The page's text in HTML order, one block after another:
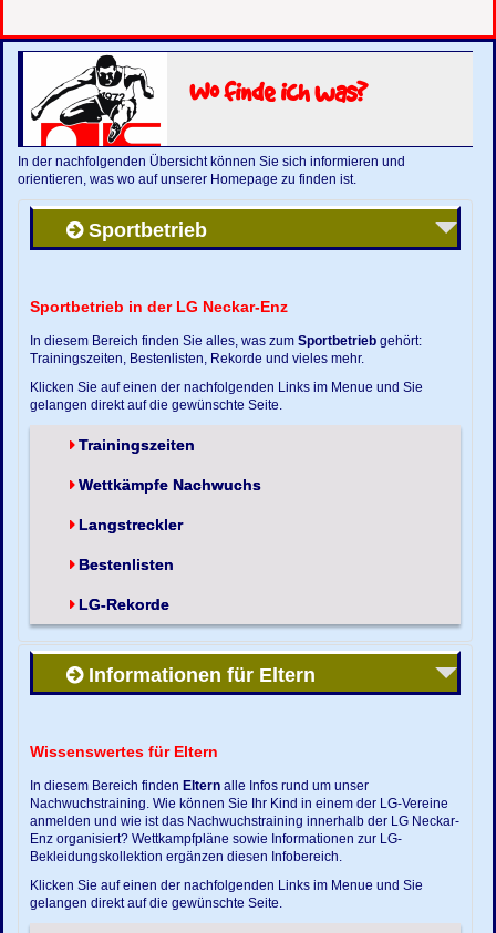
Wo finde ich was?
In der nachfolgenden Übersicht können Sie sich informieren und
orientieren, was wo auf unserer Homepage zu finden ist.
Sportbetrieb
Sportbetrieb in der LG Neckar-Enz
In diesem Bereich finden Sie alles, was zumSportbetrieb gehört:
Trainingszeiten, Bestenlisten, Rekorde und vieles mehr.
Klicken Sie auf einen der nachfolgenden Links im Menue und Sie
gelangen direkt auf die gewünschte Seite.
Trainingszeiten
Wettkämpfe Nachwuchs
Langstreckler
Bestenlisten
LG-Rekorde
Informationen für Eltern
Wissenswertes für Eltern
In diesem Bereich finden Eltern alle Infos rund um unser
Nachwuchstraining. Wie können Sie Ihr Kind in einem der LG-Vereine
anmelden und wie ist das Nachwuchstraining innerhalb der LG Neckar-
Enz organisiert? Wettkampfpläne sowie Informationen zur LG-
Bekleidungskollektion ergänzen diesen Infobereich.
Klicken Sie auf einen der nachfolgenden Links im Menue und Sie
gelangen direkt auf die gewünschte Seite.